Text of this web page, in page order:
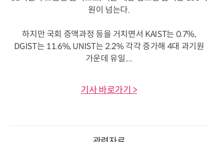
원이 넘는다.
하지만 국회 증액과정 등을 거치면서 KAIST는 0.7%,
DGIST는 11.6%, UNIST는 2.2% 각각 증가해 4대 과기원
가운데 유일....
기사 바로가기 >